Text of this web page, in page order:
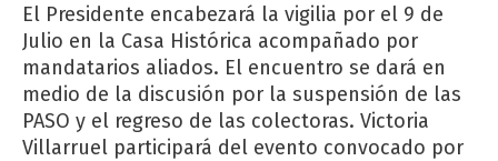
El Presidente encabezará la vigilia por el 9 de
Julio en la Casa Histórica acompañado por
mandatarios aliados. El encuentro se dará en
medio de la discusión por la suspensión de las
PASO y el regreso de las colectoras. Victoria
Villarruel participará del evento convocado por